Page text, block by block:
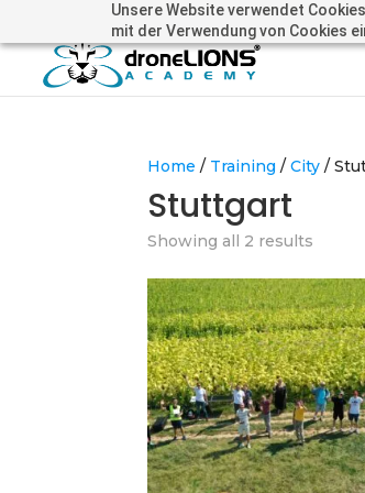
Unsere Website verwendet
mit der Verwendung von Cookies
+41 44505 6667 oder +49 157 3598 0006
Home / Training /City /
Stuttgart
Showing all 2 results